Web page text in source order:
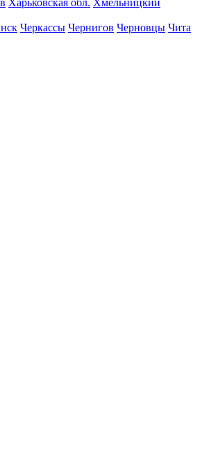
Черкассы Чернигов Черновцы Чита